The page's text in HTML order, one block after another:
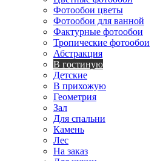
Фотообои цветы
Фотообои для ванной
Фактурные фотообои
Тропические фотообои
Абстракция
В гостиную
Детские
В прихожую
Геометрия
Зал
Для спальни
Камень
Лес
На заказ